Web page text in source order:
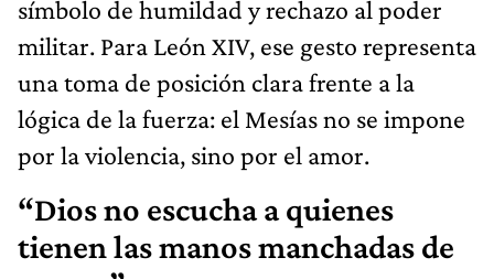
símbolo de humildad y rechazo al poder
militar. Para León XIV, ese gesto representa
una toma de posición clara frente a la
lógica de la fuerza: el Mesías no se impone
por la violencia, sino por el amor.
“Dios no escucha a quienes
tienen las manos manchadas de